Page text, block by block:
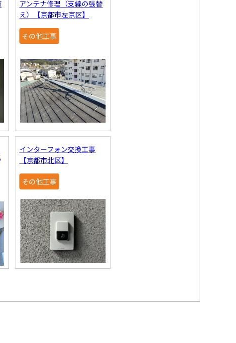
アンテナ修理（支線の張替
え）【京都市左京区】
その他工事
インターフォン交換工事
【京都市北区】
その他工事